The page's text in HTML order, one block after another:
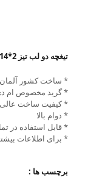
تیغچه دو لب تیز 2*14*14
* ساخت کشور آلمان
* گرید مخصوص ام
* کیفیت ساخت عالی
* دوام بالا
* قابل استفاده در
* برای اطلاعات
برچسب ها :